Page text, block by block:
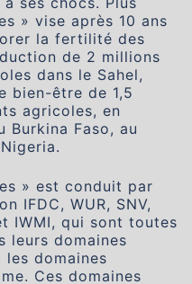
» vise après 10 ans
la fertilité des
de 2 millions
dans le Sahel,
bien-être de 1,5
agricoles, en
Burkina Faso, au
» est conduit par
IFDC, WUR, SNV,
IWMI, qui sont toutes
leurs domaines
domaines
Ces domaines